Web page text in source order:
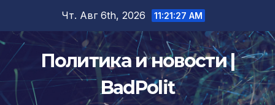
содержимому
Чт. Авг 6th, 2026 11:21:27 AM
Политика и новости |
BadPolit